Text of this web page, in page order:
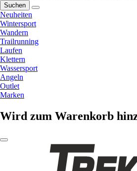
Suchen
Neuheiten
Wintersport
Wandern
Trailrunning
Laufen
Klettern
Wassersport
Angeln
Outlet
Marken
Wird zum Warenkorb